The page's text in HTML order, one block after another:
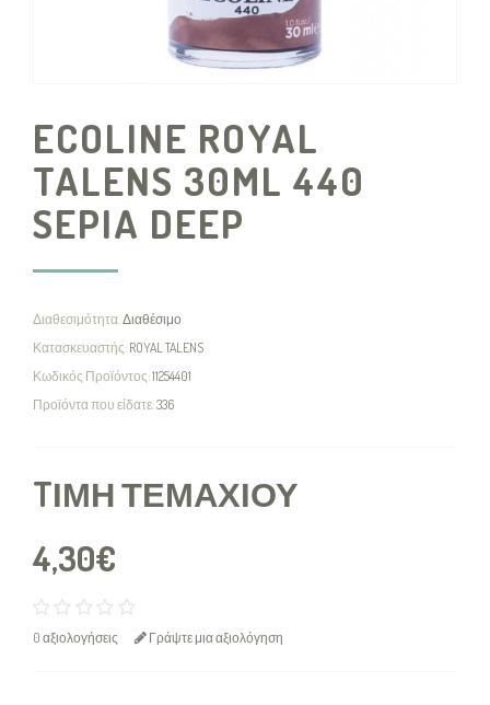
ECOLINE ROYAL
TALENS 30ML 440
SEPIA DEEP
Διαθεσιμότητα:Διαθέσιμο
Κατασκευαστής: ROYAL TALENS
Κωδικός Προϊόντος:11254401
Προϊόντα που είδατε:336
TΙΜΉ ΤΕΜΑΧΊΟΥ
4,30€
0 αξιολογήσεις Γράψτε μια αξιολόγηση